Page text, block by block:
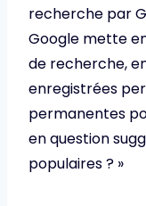
recherche par
Google mette
de recherche,
enregistrées
permanentes
en question
populaires ? »